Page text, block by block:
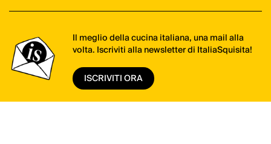
Il meglio della cucina italiana, una mail alla
volta. Iscriviti alla newsletter di ItaliaSquisita!
ISCRIVITI ORA